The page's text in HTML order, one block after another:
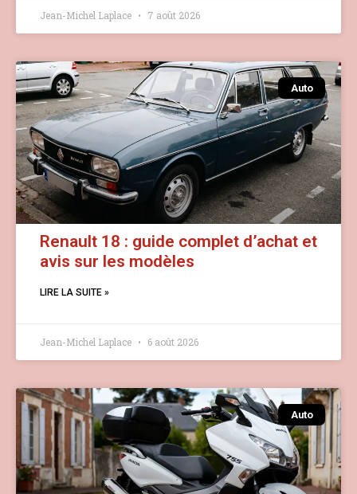
Jean-Michel Laplace 7 août 2026
Auto
Renault 18 : guide complet d’achat et
avis sur les modèles
LIRE LA SUITE »
Jean-Michel Laplace 6 août 2026
Auto